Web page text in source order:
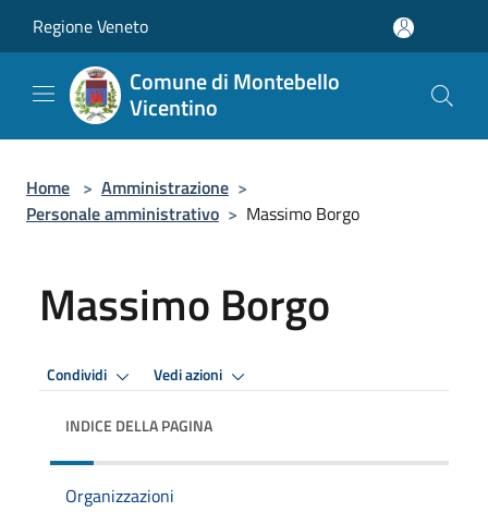
Regione Veneto
Comune di Montebello
Vicentino
Home > Amministrazione >
Personale amministrativo > Massimo Borgo
Massimo Borgo
Condividi Vedi azioni
INDICE DELLA PAGINA
Organizzazioni